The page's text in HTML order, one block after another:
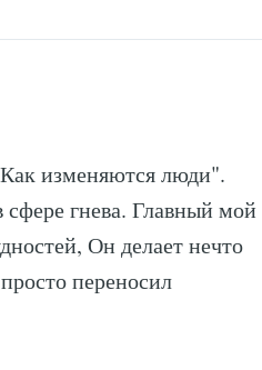
изменяются люди".
гнева. Главный мой
Он делает нечто
переносил